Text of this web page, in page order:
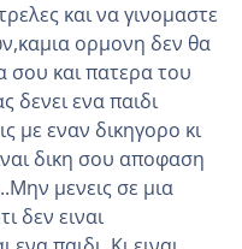
και να γινομαστε
ορμονη δεν θα
σου και πατερα του
δενει ενα παιδι
με εναν δικηγορο κι
δικη σου αποφαση
μενεις σε μια
δεν ειναι